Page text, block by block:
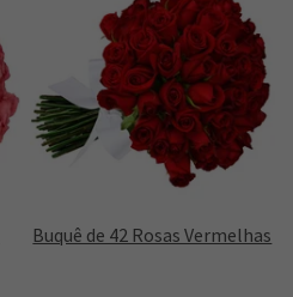
Buquê de 42 Rosas Vermelhas